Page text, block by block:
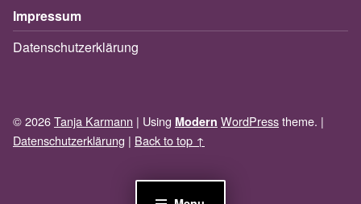
Impressum
Datenschutzerklärung
© 2026Tanja Karmann | Using Modern WordPresstheme. |
Datenschutzerklärung | Back to top ↑